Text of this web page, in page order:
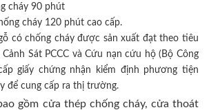
cháy 90 phút
cháy 120 phút cao cấp.
có chống cháy được sản xuất đạt theo tiêu
Sát PCCC và Cứu nạn cứu hộ (Bộ Công
giấy chứng nhận kiểm định phương tiện
để cung cấp ra thị trường.
gồm cửa thép chống cháy, cửa thoát